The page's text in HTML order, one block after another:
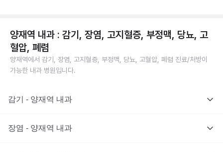
양재역 내과 : 감기, 장염, 고지혈증, 부정맥, 당뇨, 고
혈압, 폐렴
양재역에서 감기, 장염, 고지혈증, 부정맥, 당뇨, 고혈압, 폐렴 진료/처방이
가능한 내과 병원입니다.
감기 - 양재역 내과
장염 - 양재역 내과